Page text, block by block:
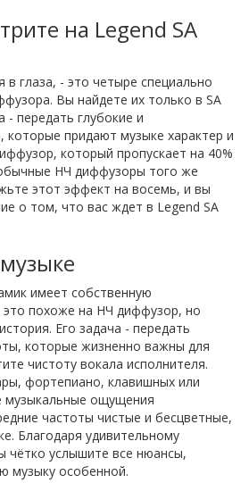
на Legend SA
в глаза, - это четыре специально
Вы найдете их только в SA
- передать глубокие и
придают музыке характер и
который пропускает на 40%
НЧ диффузоры того же
этот эффект на восемь, и вы
о том, что вас ждет в Legend SA
имеет собственную
это похоже на НЧ диффузор, но
Его задача - передать
которые жизненно важны для
чистоту вокала исполнителя.
фортепиано, клавишных или
музыкальные ощущения
частоты чистые и бесцветные,
Благодаря удивительному
чётко услышите все нюансы,
музыку особенной.